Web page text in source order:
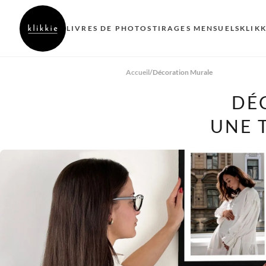
LIVRES DE PHOTOS TIRAGES MENSUELS
Accueil/Décoration Murale
UNE